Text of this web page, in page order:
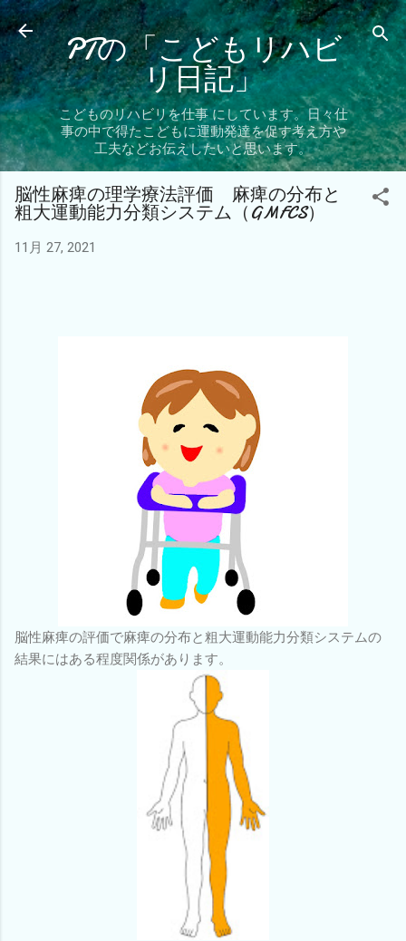
スキップしてメイン コンテンツに移動
PTの「こどもリハビ
リ日記」
こどものリハビリを仕事 にしています。日々仕
事の中で得たこどもに運動発達を促す考え方や
工夫などお伝えしたいと思います。
脳性麻痺の理学療法評価 麻痺の分布と
粗大運動能力分類システム（GMFCS）
11月 27, 2021
脳性麻痺の評価で麻痺の分布と粗大運動能力分類システムの
結果にはある程度関係があります。